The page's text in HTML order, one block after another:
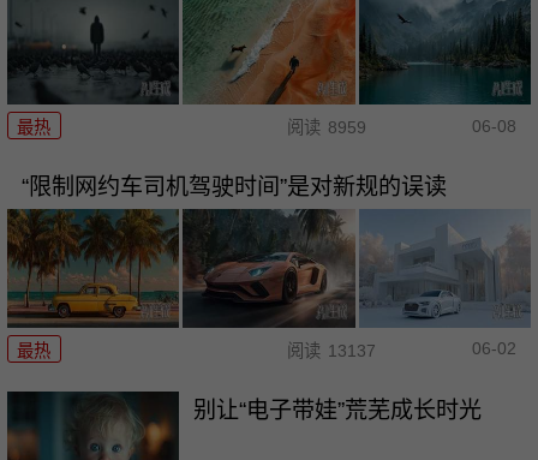
最热 阅读 8959 06-08
“限制网约车司机驾驶时间”是对新规的误读
最热 阅读 13137 06-02
别让“电子带娃”荒芜成长时光